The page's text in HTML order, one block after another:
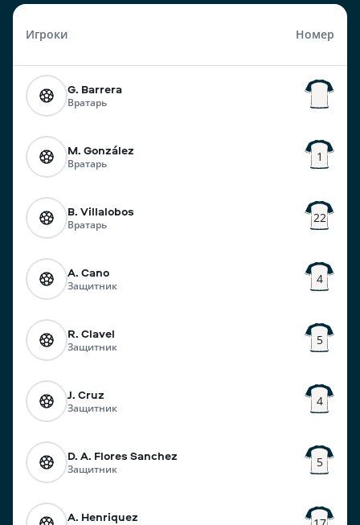
Игроки Номер
G. Barrera
Вратарь
M. González
Вратарь 1
B. Villalobos
Вратарь 22
A. Cano
Защитник 4
R. Clavel
Защитник 5
J. Cruz
Защитник 4
D. A. Flores Sanchez
Защитник 5
A. Henriquez